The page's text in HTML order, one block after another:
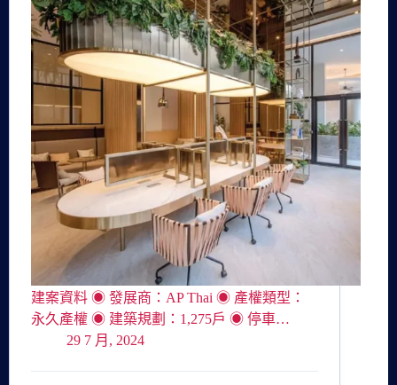
建案資料 ◉ 發展商：AP Thai ◉ 產權類型：
永久產權 ◉ 建築規劃：1,275戶 ◉ 停車…
29 7 月, 2024